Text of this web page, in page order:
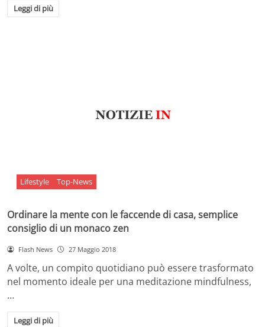
Leggi di più
Lifestyle Top-News
Ordinare la mente con le faccende di casa, semplice
consiglio di un monaco zen
Flash News 27 Maggio 2018
A volte, un compito quotidiano può essere trasformato
nel momento ideale per una meditazione mindfulness,
…
Leggi di più